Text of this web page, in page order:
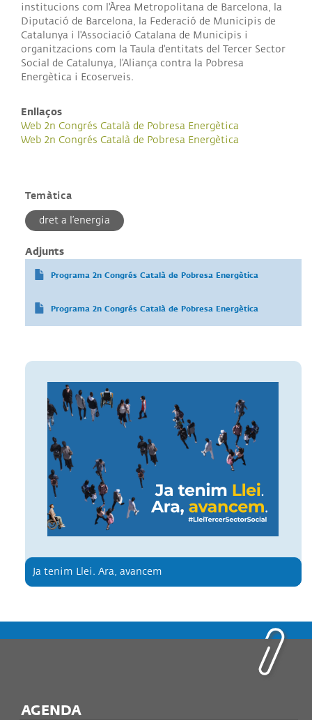
institucions com l'Àrea Metropolitana de Barcelona, la
Diputació de Barcelona, la Federació de Municipis de
Catalunya i l'Associació Catalana de Municipis i
organitzacions com la Taula d'entitats del Tercer Sector
Social de Catalunya, l’Aliança contra la Pobresa
Energètica i Ecoserveis.
Enllaços
Web 2n Congrés Català de Pobresa Energètica
Web 2n Congrés Català de Pobresa Energètica
Temàtica
dret a l’energia
Adjunts
Programa 2n Congrés Català de Pobresa Energètica
Programa 2n Congrés Català de Pobresa Energètica
Ja tenim Llei. Ara, avancem
AGENDA